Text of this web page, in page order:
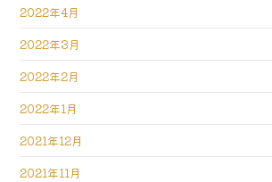
2022年4月
2022年3月
2022年2月
2022年1月
2021年12月
2021年11月